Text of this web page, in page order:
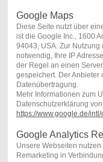
Google Maps
Diese Seite nutzt über
ist die Google Inc., 1600
94043, USA. Zur
notwendig, Ihre IP
der Regel an einen
gespeichert. Der Anbieter
Datenübertragung.
Mehr Informationen zum
Datenschutzerklärung
https://www.google.de/
Google Analytics
Unsere Webseiten
Remarketing in